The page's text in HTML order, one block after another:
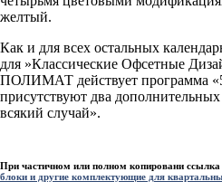
желтый.
Как и для всех остальных
для »Классические Офсетные
ПОЛИМАТ действует программа
присутствуют два
всякий случай».
При частичном или полном копировани ссылка
блоки и другие комплектующие для